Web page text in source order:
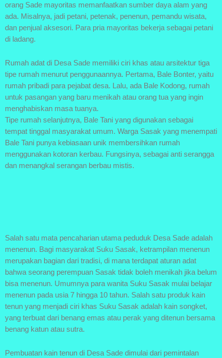
orang Sade mayoritas memanfaatkan sumber daya alam yang
ada. Misalnya, jadi petani, petenak, penenun, pemandu wisata,
dan penjual aksesori. Para pria mayoritas bekerja sebagai petani
di ladang.
Rumah adat di Desa Sade memiliki ciri khas atau arsitektur tiga
tipe rumah menurut penggunaannya. Pertama, Bale Bonter, yaitu
rumah pribadi para pejabat desa. Lalu, ada Bale Kodong, rumah
untuk pasangan yang baru menikah atau orang tua yang ingin
menghabiskan masa tuanya.
Tipe rumah selanjutnya, Bale Tani yang digunakan sebagai
tempat tinggal masyarakat umum. Warga Sasak yang menempati
Bale Tani punya kebiasaan unik membersihkan rumah
menggunakan kotoran kerbau. Fungsinya, sebagai anti serangga
dan menangkal serangan berbau mistis.
Salah satu mata pencaharian utama peduduk Desa Sade adalah
menenun. Bagi masyarakat Suku Sasak, ketrampilan menenun
merupakan bagian dari tradisi, di mana terdapat aturan adat
bahwa seorang perempuan Sasak tidak boleh menikah jika belum
bisa menenun. Umumnya para wanita Suku Sasak mulai belajar
menenun pada usia 7 hingga 10 tahun. Salah satu produk kain
tenun yang menjadi ciri khas Suku Sasak adalah kain songket,
yang terbuat dari benang emas atau perak yang ditenun bersama
benang katun atau sutra.
Pembuatan kain tenun di Desa Sade dimulai dari pemintalan